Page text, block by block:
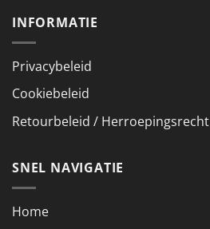
INFORMATIE
Privacybeleid
Cookiebeleid
Retourbeleid / Herroepingsrecht
SNEL NAVIGATIE
Home